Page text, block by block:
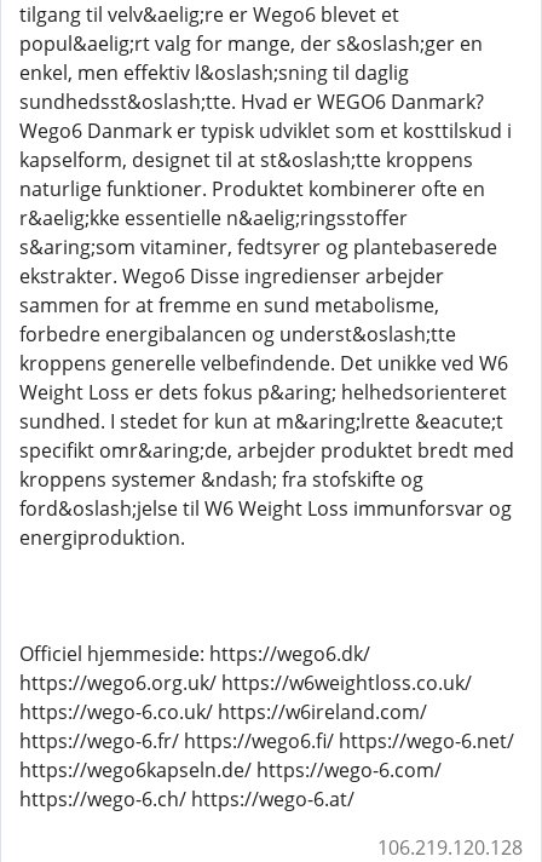
tilgang til velv&aelig;re er Wego6 blevet et
popul&aelig;rt valg for mange, der s&oslash;ger en
enkel, men effektiv l&oslash;sning til daglig
sundhedsst&oslash;tte. Hvad er WEGO6 Danmark?
Wego6 Danmark er typisk udviklet som et kosttilskud i
kapselform, designet til at st&oslash;tte kroppens
naturlige funktioner. Produktet kombinerer ofte en
r&aelig;kke essentielle n&aelig;ringsstoffer
s&aring;som vitaminer, fedtsyrer og plantebaserede
ekstrakter. Wego6 Disse ingredienser arbejder
sammen for at fremme en sund metabolisme,
forbedre energibalancen og underst&oslash;tte
kroppens generelle velbefindende. Det unikke ved W6
Weight Loss er dets fokus p&aring; helhedsorienteret
sundhed. I stedet for kun at m&aring;lrette &eacute;t
specifikt omr&aring;de, arbejder produktet bredt med
kroppens systemer &ndash; fra stofskifte og
ford&oslash;jelse til W6 Weight Loss immunforsvar og
energiproduktion.
Officiel hjemmeside: https://wego6.dk/
https://wego6.org.uk/ https://w6weightloss.co.uk/
https://wego-6.co.uk/ https://w6ireland.com/
https://wego-6.fr/ https://wego6.fi/ https://wego-6.net/
https://wego6kapseln.de/ https://wego-6.com/
https://wego-6.ch/ https://wego-6.at/
106.219.120.128